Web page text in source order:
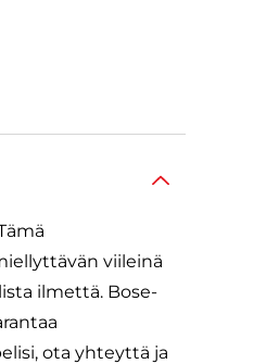
viileinä
ilmettä. Bose-
ota yhteyttä ja